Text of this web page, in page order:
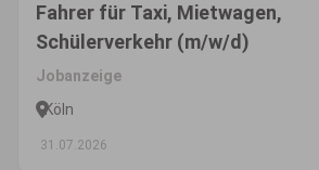
Fahrer für Taxi, Mietwagen,
Schülerverkehr (m/w/d)
Jobanzeige
Köln
31.07.2026